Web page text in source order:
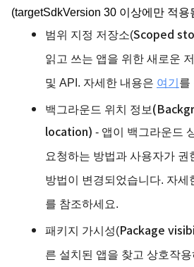
(targetSdkVersion 30 이상에만 적용
범위 지정 저장소(Scoped
읽고 쓰는 앱을 위한 새로운
및 API. 자세한 내용은 여기 를
백그라운드 위치 정보(Ba
location) - 앱이 백그라운드
요청하는 방법과 사용자가 권
방법이 변경되었습니다. 자세
를 참조하세요.
패키지 가시성(Package
른 설치된 앱을 찾고 상호작